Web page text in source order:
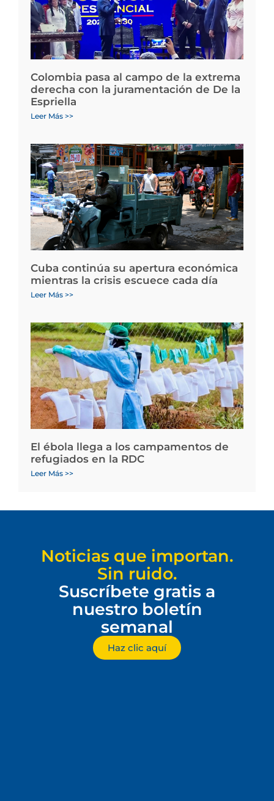
Colombia pasa al campo de la extrema
derecha con la juramentación de De la
Espriella
Leer Más >>
Cuba continúa su apertura económica
mientras la crisis escuece cada día
Leer Más >>
El ébola llega a los campamentos de
refugiados en la RDC
Leer Más >>
Noticias que importan.
Sin ruido.
Suscríbete gratis a
nuestro boletín
semanal
Haz clic aquí